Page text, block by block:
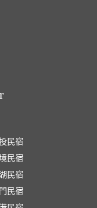
民宿
民宿
民宿
民宿